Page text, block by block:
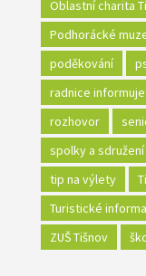
Oblastní charita
Podhorácké
poděkování
radnice informuje
rozhovor
spolky a sdružení
tip na výlety
Turistické
ZUŠ Tišnov